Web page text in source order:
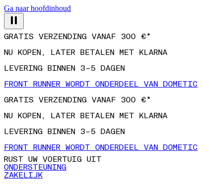
Ga naar hoofdinhoud
NU KOPEN, LATER BETALEN MET KLARNA
LEVERING BINNEN 3–5 DAGEN
FRONT RUNNER WORDT ONDERDEEL VAN DOMETIC
GRATIS VERZENDING VANAF 300 €*
NU KOPEN, LATER BETALEN MET KLARNA
LEVERING BINNEN 3–5 DAGEN
FRONT RUNNER WORDT ONDERDEEL VAN DOMETIC
RUST UW VOERTUIG UIT
ONDERSTEUNING
ZAKELIJK